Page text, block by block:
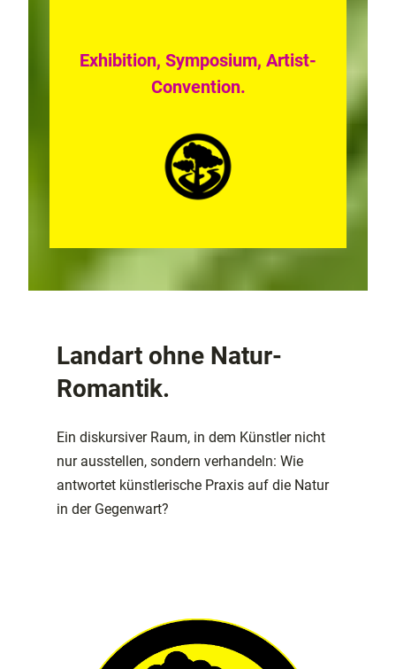
Exhibition, Symposium, Artist-
Convention.
Landart ohne Natur-
Romantik.
Ein diskursiver Raum, in dem Künstler nicht
nur ausstellen, sondern verhandeln: Wie
antwortet künstlerische Praxis auf die Natur
in der Gegenwart?